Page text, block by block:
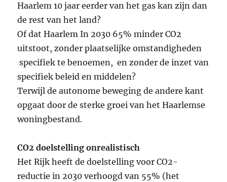
Haarlem 10 jaar eerder van het gas kan zijn dan
de rest van het land?
Of dat Haarlem In 2030 65% minder CO2
uitstoot, zonder plaatselijke omstandigheden
specifiek te benoemen, en zonder de inzet van
specifiek beleid en middelen?
Terwijl de autonome beweging de andere kant
opgaat door de sterke groei van het Haarlemse
woningbestand.
CO2 doelstelling onrealistisch
Het Rijk heeft de doelstelling voor CO2-
reductie in 2030 verhoogd van 55% (het